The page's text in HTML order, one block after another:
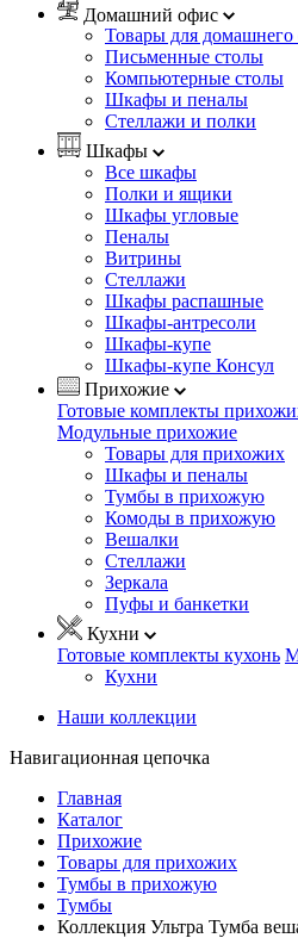
Домашний офис
Товары для домашнего
Письменные столы
Компьютерные столы
Шкафы и пеналы
Стеллажи и полки
Шкафы
Все шкафы
Полки и ящики
Шкафы угловые
Пеналы
Витрины
Стеллажи
Шкафы распашные
Шкафы-антресоли
Шкафы-купе
Шкафы-купе Консул
Прихожие
Готовые комплекты
Модульные прихожие
Товары для прихожих
Шкафы и пеналы
Тумбы в прихожую
Комоды в прихожую
Вешалки
Стеллажи
Зеркала
Пуфы и банкетки
Кухни
Готовые комплекты кухонь
Кухни
Наши коллекции
Навигационная цепочка
Главная
Каталог
Прихожие
Товары для прихожих
Тумбы в прихожую
Тумбы
Коллекция Ультра Тумба